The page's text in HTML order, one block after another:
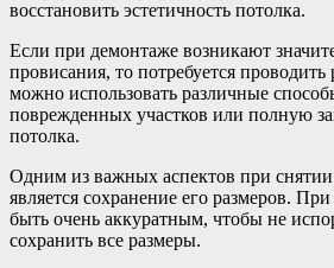
восстановить эстетичность потолка.
Если при демонтаже возникают
провисания, то потребуется проводить
можно использовать различные
поврежденных участков или полную
потолка.
Одним из важных аспектов при
является сохранение его размеров.
быть очень аккуратным, чтобы не
сохранить все размеры.